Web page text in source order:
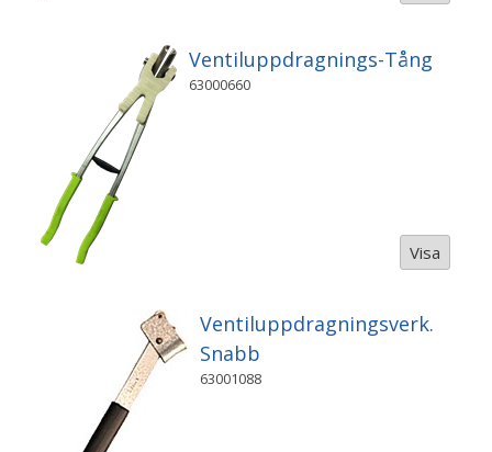
Ventiluppdragnings-Tång
63000660
Visa
Ventiluppdragningsverk.
Snabb
63001088